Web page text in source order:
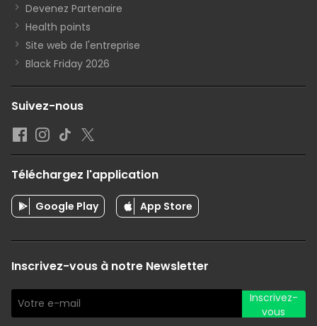
Devenez Partenaire
Health points
Site web de l'entreprise
Black Friday 2026
Suivez-nous
Téléchargez l'application
Google Play App Store
Inscrivez-vous à notre Newsletter
Inscrivez-
vous